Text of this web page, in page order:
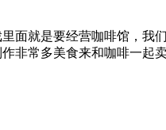
就是要经营咖啡馆，我
非常多美食来和咖啡一起